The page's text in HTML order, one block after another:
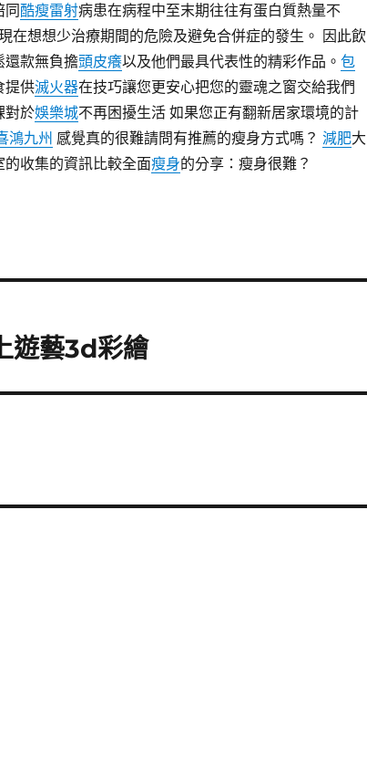
同酷瘦雷射病患在病程中至末期往往有蛋白質熱量不
在想想少治療期間的危險及避免合併症的發生。 因此飲
還款無負擔頭皮癢以及他們最具代表性的精彩作品。 包
提供滅火器在技巧讓您更安心把您的靈魂之窗交給我們
對於娛樂城不再困擾生活 如果您正有翻新居家環境的計
鴻九州 感覺真的很難請問有推薦的瘦身方式嗎？ 減肥大
收集的資訊比較全面瘦身的分享：瘦身很難？
遊藝3d彩繪